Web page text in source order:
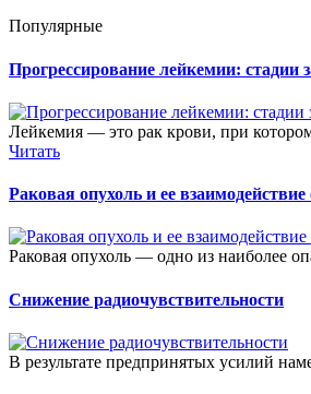
Популярные
Прогрессирование лейкемии: стадии
Лейкемия — это рак крови, при
Читать
Раковая опухоль и ее
Раковая опухоль — одно из наиболее
Снижение радиочувствительности
В результате предпринятых усилий